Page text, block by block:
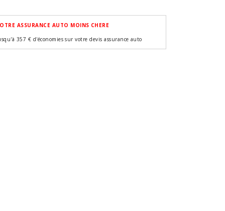
ASSURANCE AUTO MOINS CHERE
357 € d'économies sur votre devis assurance auto